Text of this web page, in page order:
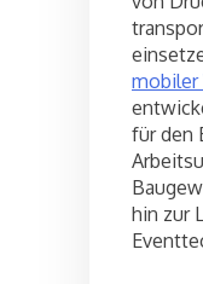
mobiler
für den
hin zur